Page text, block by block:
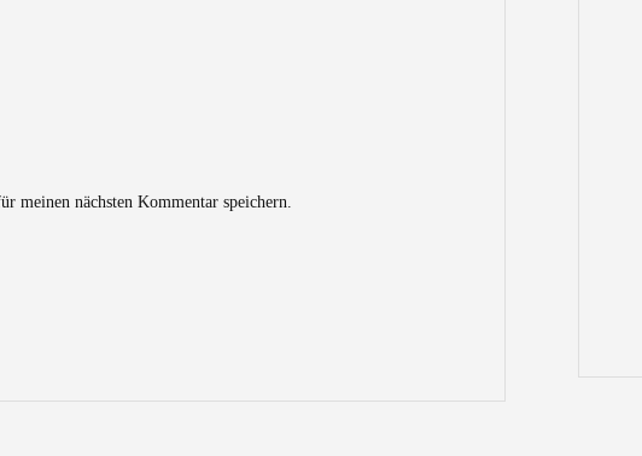
meinen nächsten Kommentar speichern.